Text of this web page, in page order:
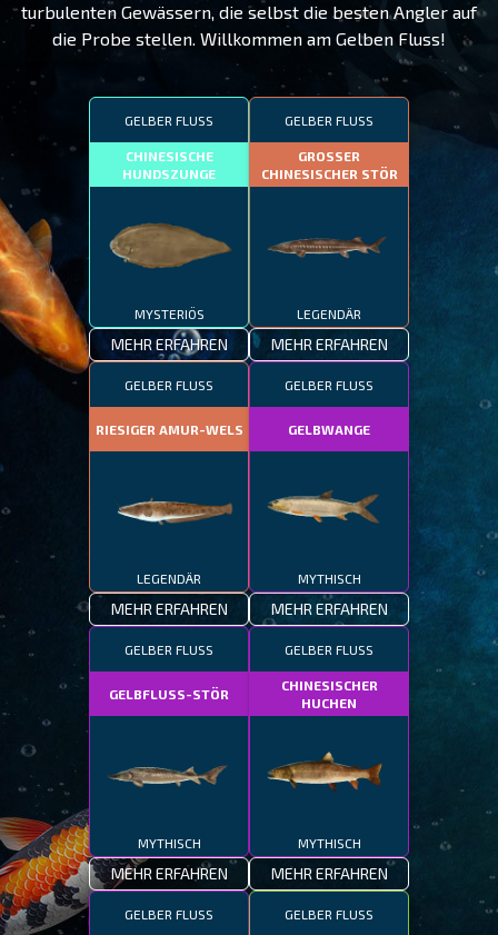
turbulenten Gewässern, die selbst die besten Angler auf
die Probe stellen. Willkommen am Gelben Fluss!
GELBER FLUSS
CHINESISCHE
HUNDSZUNGE
MYSTERIÖS
MEHR ERFAHREN
GELBER FLUSS
GROSSER
CHINESISCHER STÖR
LEGENDÄR
MEHR ERFAHREN
GELBER FLUSS
RIESIGER AMUR-WELS
LEGENDÄR
MEHR ERFAHREN
GELBER FLUSS
GELBWANGE
MYTHISCH
MEHR ERFAHREN
GELBER FLUSS
GELBFLUSS-STÖR
MYTHISCH
MEHR ERFAHREN
GELBER FLUSS
CHINESISCHER
HUCHEN
MYTHISCH
MEHR ERFAHREN
GELBER FLUSS GELBER FLUSS